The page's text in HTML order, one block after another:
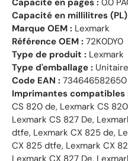
Capacité en millilitres
Marque OEM : Lexmark
Référence OEM : 72K0DY0
Type de produit : Lexmark
Type d'emballage : Unitaire
Code EAN : 734646582650
Imprimantes compatibles
CS 820 de, Lexmark CS
Lexmark CS 827 De,
dtfe, Lexmark CX 825 de,
CX 825 dtfe, Lexmark CX
Lexmark CX 827 De,